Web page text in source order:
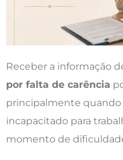
Receber a informação
por falta de carência
principalmente quando
incapacitado para
momento de